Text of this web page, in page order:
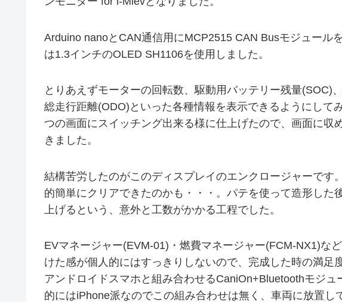
Arduino nanoとCAN通信用にMCP2515 CAN Busモジュール
は1.3インチのOLED SH1106を使用しました。
とりあえずモーターの回転数、駆動用バッテリー残量(SOC)
総走行距離(ODO)といった各種情報を表示できるようにして
つの画面にスイッチング出来る様に仕上げたので、画面に収
きました。
結構苦労したのがこのディスプレイのエンクロージャーです
的簡単にクリアできたのかも・・・。パテを使って造形した
上げるという、意外と工数がかかる工程でした。
EVマネージャー(EVM-01)・燃費マネージャー(FCM-NX1)な
けた感が個人的にはすっきりしないので、完成した時の満足
アンドロイドスマホと組み合わせるCaniOn+Bluetoothモジュ
的にはiPhone派なのでこの組み合わせは無く、車両に放置し